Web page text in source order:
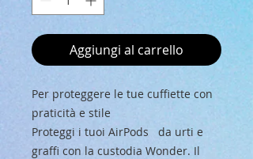
Aggiungi al carrello
Per proteggere le tue cuffiette con
praticità e stile
Proteggi i tuoi AirPods da urti e
graffi con la custodia Wonder. Il